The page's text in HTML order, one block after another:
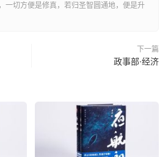
一切方便是修真，若归圣智圆通地，便是升
下一篇
政事部·经济